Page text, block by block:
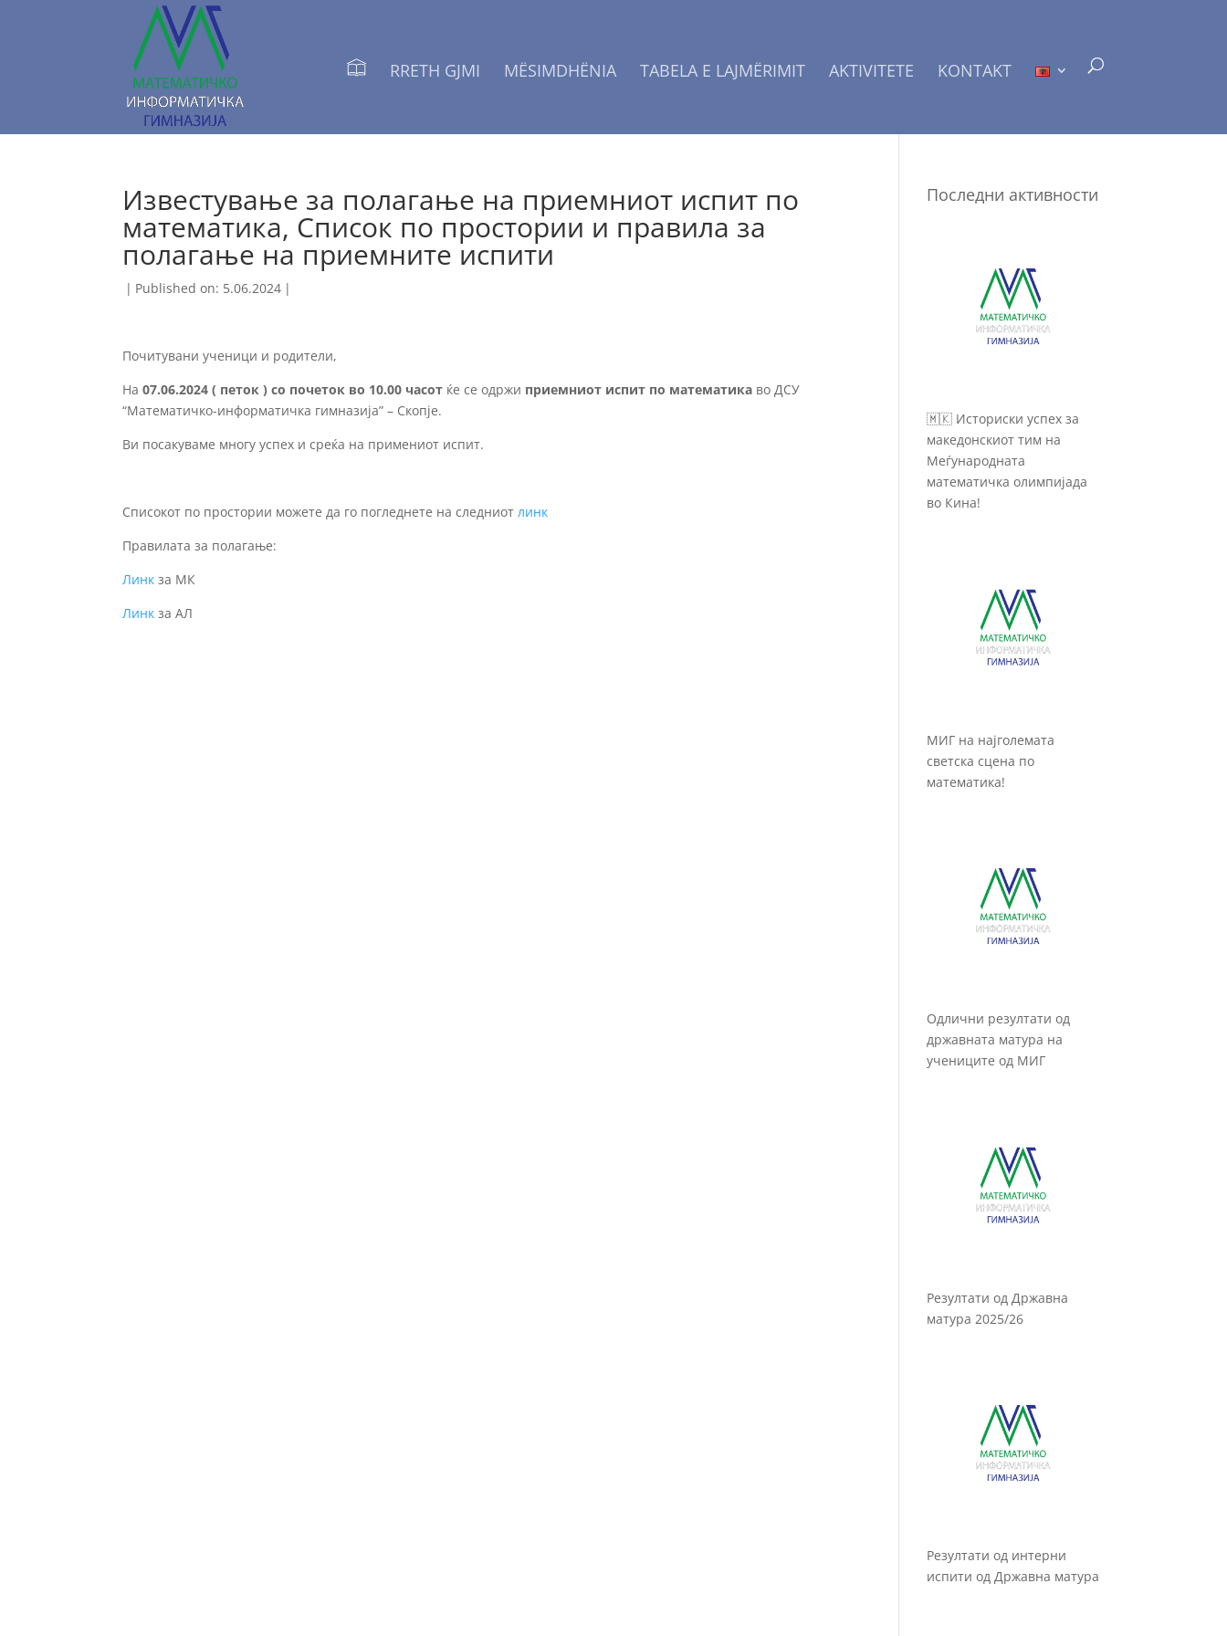
RRETH GJMI MËSIMDHËNIA TABELA E LAJMËRIMIT AKTIVITETE KONTAKT
Известување за полагање на приемниот испит по
математика, Список по простории и правила за
полагање на приемните испити
| Published on: 5.06.2024 |
Почитувани ученици и родители,
На07.06.2024 ( петок ) со почеток во 10.00 часот ќе се одржи приемниот испит по математика во ДСУ
“Математичко-информатичка гимназија” – Скопје.
Ви посакуваме многу успех и среќа на примениот испит.
Списокот по простории можете да го погледнете на следниотлинк
Правилата за полагање:
Линк за МК
Линк за АЛ
Последни активности
🇲🇰 Историски успех за
македонскиот тим на
Меѓународната
математичка олимпијада
во Кина!
МИГ на најголемата
светска сцена по
математика!
Одлични резултати од
државната матура на
учениците од МИГ
Резултати од Државна
матура 2025/26
Резултати од интерни
испити од Државна матура